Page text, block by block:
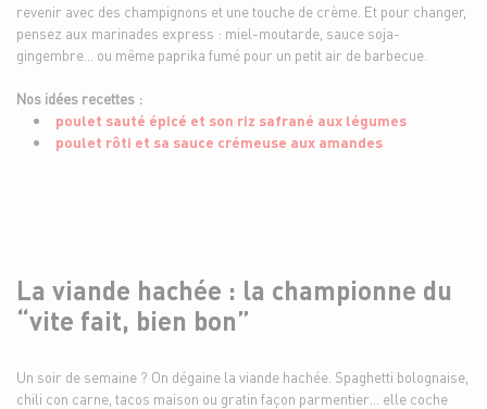
revenir avec des champignons et une touche de crème. Et pour changer,
pensez aux marinades express : miel-moutarde, sauce soja-
gingembre… ou même paprika fumé pour un petit air de barbecue.
Nos idées recettes :
poulet sauté épicé et son riz safrané aux légumes
poulet rôti et sa sauce crémeuse aux amandes
La viande hachée : la championne du
“vite fait, bien bon”
Un soir de semaine ? On dégaine la viande hachée. Spaghetti bolognaise,
chili con carne, tacos maison ou gratin façon parmentier… elle coche